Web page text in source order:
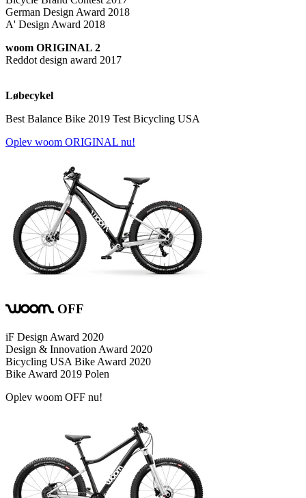
German Design Award 2018
A' Design Award 2018
woom ORIGINAL 2
Reddot design award 2017
Løbecykel
Best Balance Bike 2019 Test Bicycling USA
Oplev woom ORIGINAL nu!
woom OFF
iF Design Award 2020
Design & Innovation Award 2020
Bicycling USA Bike Award 2020
Bike Award 2019 Polen
Oplev woom OFF nu!